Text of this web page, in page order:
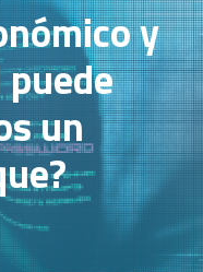
y
un